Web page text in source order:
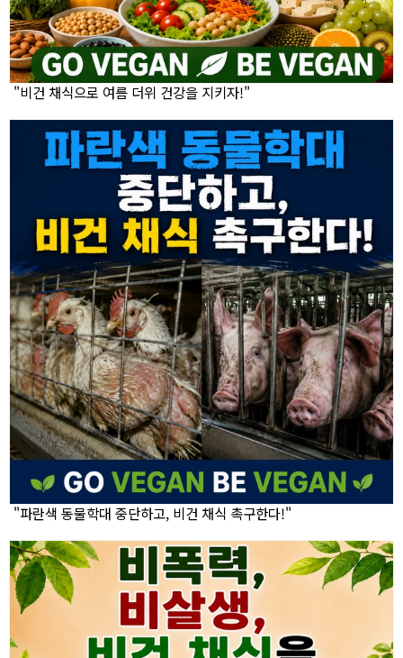
"비건 채식으로 여름 더위 건강을 지키자!"
"파란색 동물학대 중단하고, 비건 채식 촉구한다!"